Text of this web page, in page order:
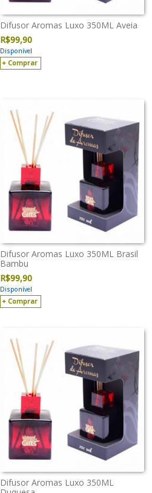
Difusor Aromas Luxo 350ML Aveia
R$99,90
Disponível
Comprar
Difusor Aromas Luxo 350ML Brasil
Bambu
R$99,90
Disponível
Comprar
Difusor Aromas Luxo 350ML